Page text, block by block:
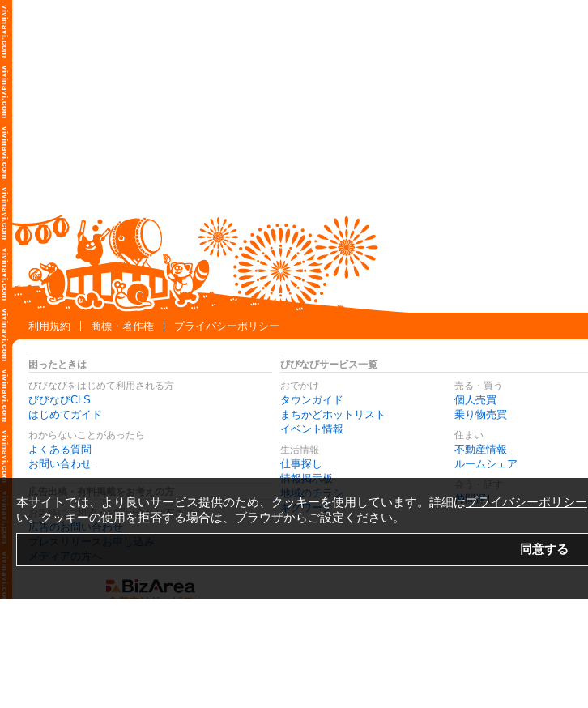
利用規約
商標・著作権 プライバシーポリシー
困ったときは
びびなびをはじめて利用される方
びびなびCLS
はじめてガイド
わからないことがあったら
よくある質問
お問い合わせ
お気軽にご相談・お問い合わせ下さい
広告のお問い合わせ
プレスリリースお申し込み
メディアの方へ
びびなびサービス一覧
おでかけ
タウンガイド
まちかどホットリスト
イベント情報
生活情報
仕事探し
情報掲示板
地域のチラシ
ギグワーク
売る・買う
個人売買
乗り物売買
住まい
不動産情報
ルームシェア
仲間探し
本サイトでは、より良いサービス提供のため、クッキーを使用しています。詳細はプライバシーポリシー
い。クッキーの使用を拒否する場合は、ブラウザからご設定ください。